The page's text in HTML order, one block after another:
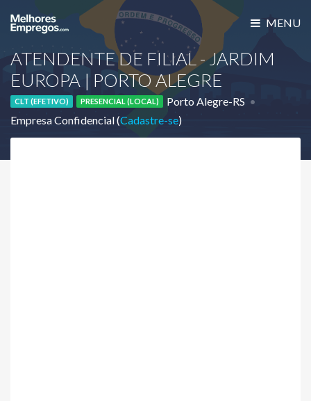
MENU
ATENDENTE DE FILIAL - JARDIM
EUROPA | PORTO ALEGRE
CLT (EFETIVO) PRESENCIAL (LOCAL)
Porto Alegre-RS
Empresa Confidencial (Cadastre-se)